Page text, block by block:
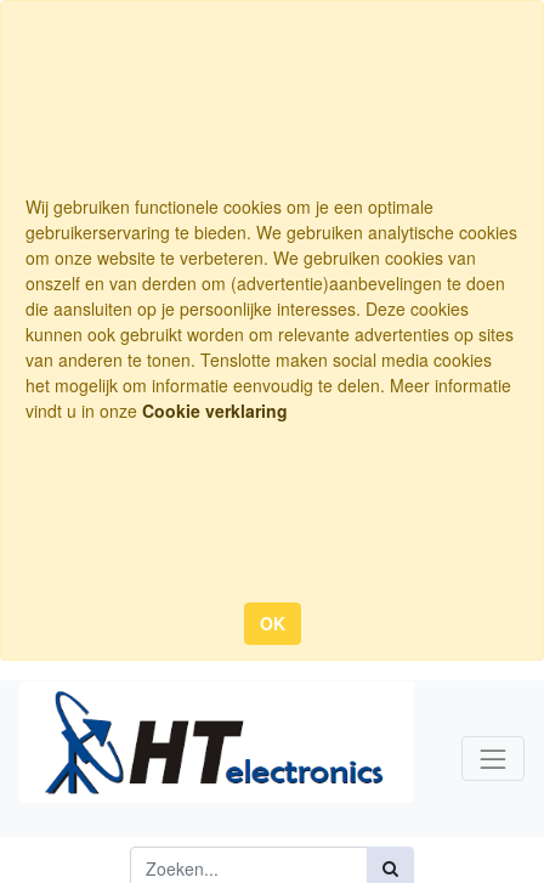
Wij gebruiken functionele cookies om je een optimale
gebruikerservaring te bieden. We gebruiken analytische cookies
om onze website te verbeteren. We gebruiken cookies van
onszelf en van derden om (advertentie)aanbevelingen te doen
die aansluiten op je persoonlijke interesses. Deze cookies
kunnen ook gebruikt worden om relevante advertenties op sites
van anderen te tonen. Tenslotte maken social media cookies
het mogelijk om informatie eenvoudig te delen. Meer informatie
vindt u in onze Cookie verklaring
OK